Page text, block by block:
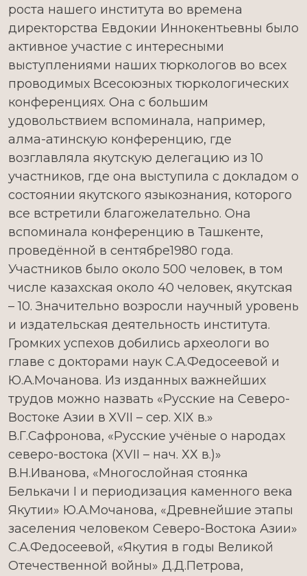
роста нашего института во времена
директорства Евдокии Иннокентьевны было
активное участие с интересными
выступлениями наших тюркологов во всех
проводимых Всесоюзных тюркологических
конференциях. Она с большим
удовольствием вспоминала, например,
алма-атинскую конференцию, где
возглавляла якутскую делегацию из 10
участников, где она выступила с докладом о
состоянии якутского языкознания, которого
все встретили благожелательно. Она
вспоминала конференцию в Ташкенте,
проведённой в сентябре1980 года.
Участников было около 500 человек, в том
числе казахская около 40 человек, якутская
– 10. Значительно возросли научный уровень
и издательская деятельность института.
Громких успехов добились археологи во
главе с докторами наук С.А.Федосеевой и
Ю.А.Мочанова. Из изданных важнейших
трудов можно назвать «Русские на Северо-
Востоке Азии в XVII – сер. XIX в.»
В.Г.Сафронова, «Русские учёные о народах
северо-востока (XVII – нач. ХХ в.)»
В.Н.Иванова, «Многослойная стоянка
Белькачи I и периодизация каменного века
Якутии» Ю.А.Мочанова, «Древнейшие этапы
заселения человеком Северо-Востока Азии»
С.А.Федосеевой, «Якутия в годы Великой
Отечественной войны» Д.Д.Петрова,